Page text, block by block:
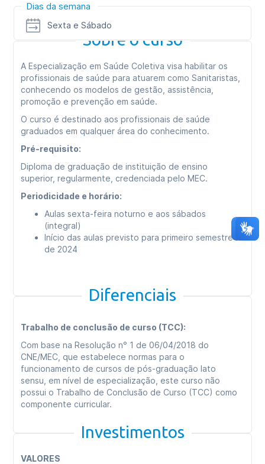
Dias da semana
Sexta e Sábado
Sobre o curso
A Especialização em Saúde Coletiva visa habilitar os
profissionais de saúde para atuarem como Sanitaristas,
conhecendo os modelos de gestão, assistência,
promoção e prevenção em saúde.
O curso é destinado aos profissionais de saúde
graduados em qualquer área do conhecimento.
Pré-requisito:
Diploma de graduação de instituição de ensino
superior, regularmente, credenciada pelo MEC.
Periodicidade e horário:
Aulas sexta-feira noturno e aos sábados
(integral)
Início das aulas previsto para primeiro semestre
de 2024
Diferenciais
Trabalho de conclusão de curso (TCC):
Com base na Resolução n° 1 de 06/04/2018 do
CNE/MEC, que estabelece normas para o
funcionamento de cursos de pós-graduação lato
sensu, em nível de especialização, este curso não
possui o Trabalho de Conclusão de Curso (TCC) como
componente curricular.
Investimentos
VALORES